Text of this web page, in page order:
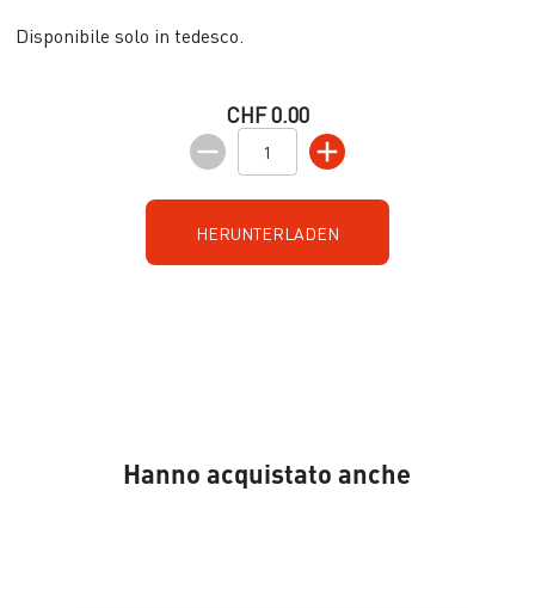
Disponibile solo in tedesco.
CHF 0.00
HERUNTERLADEN
Hanno acquistato anche